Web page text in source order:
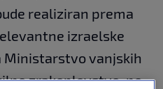
realiziran prema
izraelske
Ministarstvo vanjskih
zrakoplovstvo, no